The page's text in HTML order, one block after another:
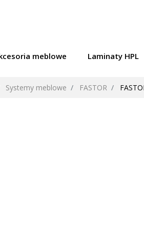
meblowe Laminaty HPL
Systemy meblowe FASTOR